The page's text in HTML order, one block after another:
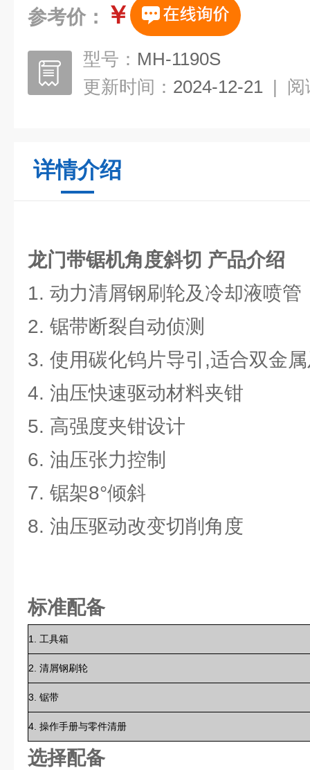
参考价： ￥
型号： MH-1190S
更新时间： 2024-12-21 | 阅
详情介绍
龙门带锯机角度斜切 产品介绍
1. 动力清屑钢刷轮及冷却液喷管
2. 锯带断裂自动侦测
3. 使用碳化钨片导引,适合双金
4. 油压快速驱动材料夹钳
5. 高强度夹钳设计
6. 油压张力控制
7. 锯架8°倾斜
8. 油压驱动改变切削角度
标准配备
1. 工具箱
2. 清屑钢刷轮
3. 锯带
4. 操作手册与零件清册
选择配备